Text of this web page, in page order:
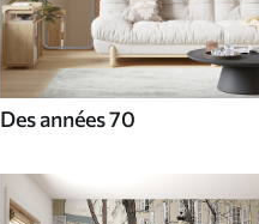
Des années 70